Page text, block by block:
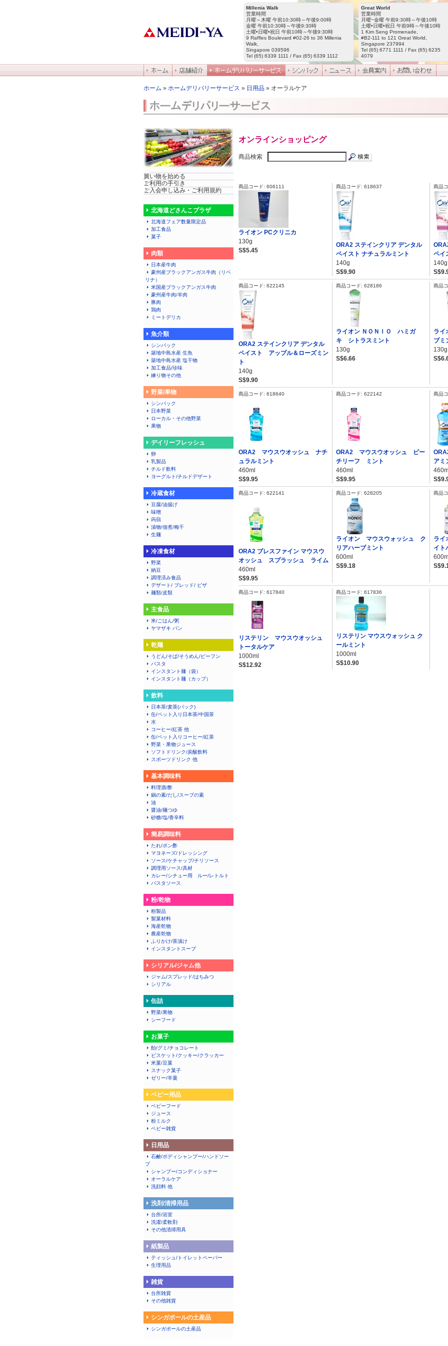
Millenia Walk
営業時間
月曜～木曜 午前10:30時～午後9:00時
金曜 午前10:30時～午後9:30時
土曜•日曜•祝日 午前10時～午後9:30時
9 Raffles Boulevard #02-26 to 36 Millenia
Walk,
Singapore 039596
Tel (65) 6339 1111 / Fax (65) 6339 1112
Great World
営業時間
月曜~金曜 午前9:30時～午後10時
土曜•日曜•祝日 午前9時～午後10時
1 Kim Seng Promenade,
#B2-111 to 121 Great World,
Singapore 237994
Tel (65) 6771 1111 / Fax (65) 6235
4079
ホーム » ホームデリバリーサービス » 日用品 » オーラルケア
買い物を始める
ご利用の手引き
ご入会申し込み・ご利用規約
北海道どさんこプラザ
北海道フェア数量限定品
加工食品
菓子
肉類
日本産牛肉
豪州産ブラックアンガス牛肉（リベ
リナ）
米国産ブラックアンガス牛肉
豪州産牛肉/羊肉
豚肉
鶏肉
ミートデリカ
魚介類
シンパック
築地中島水産 生魚
築地中島水産 塩干物
加工食品/珍味
練り物その他
野菜/果物
シンパック
日本野菜
ローカル・その他野菜
果物
デイリーフレッシュ
卵
乳製品
チルド飲料
ヨーグルト/チルドデザート
冷蔵食材
豆腐/油揚げ
味噌
蒟蒻
漬物/佃煮/梅干
生麺
冷凍食材
野菜
納豆
調理済み食品
デザート/ ブレッド/ ピザ
麺類/皮類
主食品
米/ごはん/粥
ヤマザキ パン
乾麺
うどん/そば/そうめん/ビーフン
パスタ
インスタント麺（袋）
インスタント麺（カップ）
飲料
日本茶/麦茶(パック)
缶/ペット入り日本茶/中国茶
水
コーヒー/紅茶 他
缶/ペット入りコーヒー/紅茶
野菜・果物ジュース
ソフトドリンク/炭酸飲料
スポーツドリンク 他
基本調味料
料理酒/酢
鍋の素/だし/スープの素
油
醤油/麺つゆ
砂糖/塩/香辛料
簡易調味料
たれ/ポン酢
マヨネーズ/ドレッシング
ソース/ケチャップ/チリソース
調理用ソース/具材
カレー/シチュー用 ルー/レトルト
パスタソース
粉/乾物
粉製品
製菓材料
海産乾物
農産乾物
ふりかけ/茶漬け
インスタントスープ
シリアル/ジャム他
ジャム/スプレッド/はちみつ
シリアル
缶詰
野菜/果物
シーフード
お菓子
飴/グミ/チョコレート
ビスケット/クッキー/クラッカー
米菓/豆菓
スナック菓子
ゼリー/羊羹
ベビー用品
ベビーフード
ジュース
粉ミルク
ベビー雑貨
日用品
石鹸/ボディシャンプー/ハンドソー
プ
シャンプー/コンディショナー
オーラルケア
洗顔料 他
洗剤/清掃用品
台所/浴室
洗濯/柔軟剤
その他清掃用具
紙製品
ティッシュ/トイレットペーパー
生理用品
雑貨
台所雑貨
その他雑貨
シンガポールの土産品
シンガポールの土産品
オンラインショッピング
商品検索
商品コード: 606111
ライオン PCクリニカ
130g
S$5.45
商品コード: 618637
ORA2 ステインクリア デンタル
ペイスト ナチュラルミント
140g
S$9.90
商品
ペイ
140g
商品コード: 622145
ORA2 ステインクリア デンタル
ペイスト アップル＆ローズミン
ト
140g
S$9.90
商品コード: 628186
ライオン ＮＯＮＩＯ ハミガ
キ シトラスミント
130g
S$6.66
商品
ラ
ブミ
130g
商品コード: 618640
ORA2 マウスウオッシュ ナチ
ュラルミント
460ml
S$9.95
商品コード: 622142
ORA2 マウスウオッシュ ピー
チリーフ ミント
460ml
S$9.95
商品
アミ
商品コード: 622141
ORA2 ブレスファイン マウスウ
オッシュ スプラッシュ ライム
460ml
S$9.95
商品コード: 628205
ライオン マウスウォッシュ ク
リアハーブミント
600ml
S$9.18
商品
ラ
イト
商品コード: 617840
リステリン マウスウオッシュ
トータルケア
1000ml
S$12.92
商品コード: 617836
リステリン マウスウォッシュ ク
ールミント
1000ml
S$10.90